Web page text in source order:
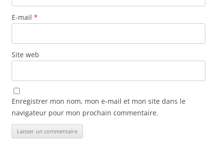
E-mail *
Site web
Enregistrer mon nom, mon e-mail et mon site dans le
navigateur pour mon prochain commentaire.